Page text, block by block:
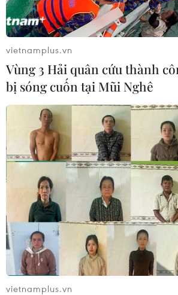
Làm rõ thông tin lòng hồ
xâm phạm nghiêm trọng
19/07/2022 08:14
Dù cơ quan chức năng, đơn vị chủ
nhiều lần đến hiện trường lập biên
san lấp trái phép lòng hồ Dầu Tiếng,
cá nhân vẫn tiếp tục thi công.
vietnamplus.vn
Vùng 3 Hải quân cứu thành
bị sóng cuốn tại Mũi Nghê
vietnamplus.vn